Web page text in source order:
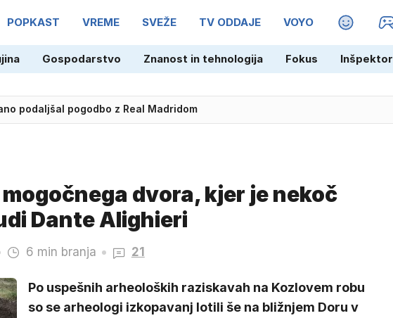
POPKAST VREME SVEŽE TV ODDAJE VOYO MAGAZIN
Gospodarstvo Znanost in tehnologija Fokus Inšpektor
podaljšal pogodbo z Real Madridom
pogasilo požar, pomagali tudi AirTractorji
dvora, kjer je nekoč
Dante Alighieri
6 min branja 21
Po uspešnih arheoloških raziskavah na Kozlovem robu
so se arheologi izkopavanj lotili še na bližnjem Doru v